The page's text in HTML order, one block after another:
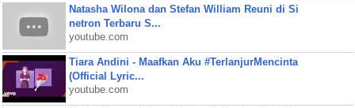
Natasha Wilona dan Stefan William Reuni di Si
netron Terbaru S...
youtube.com
Tiara Andini - Maafkan Aku #TerlanjurMencinta
(Official Lyric...
youtube.com